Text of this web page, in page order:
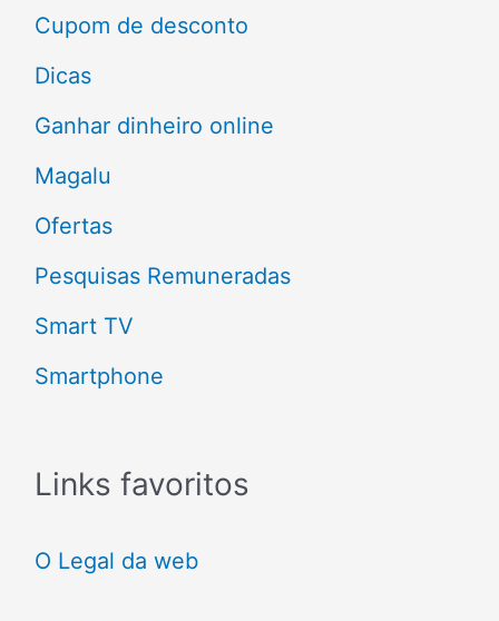
r
:
Cupom de desconto
Dicas
Ganhar dinheiro online
Magalu
Ofertas
Pesquisas Remuneradas
Smart TV
Smartphone
Links favoritos
O Legal da web